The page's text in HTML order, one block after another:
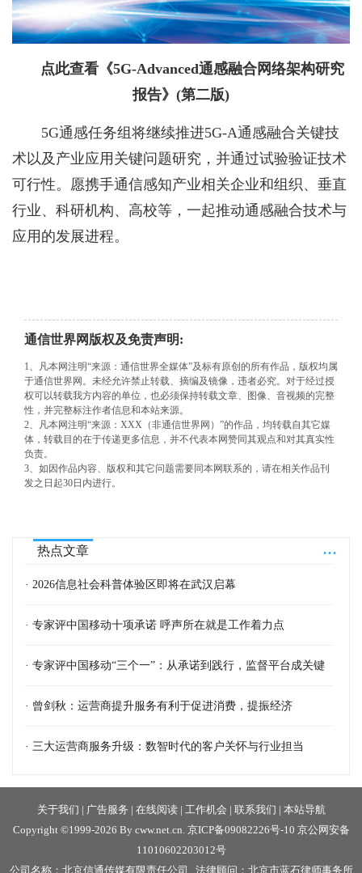
点此查看《5G-Advanced通感融合网络架构研究
报告》(第二版)
5G通感任务组将继续推进5G-A通感融合关键技
术以及产业应用关键问题研究，并通过试验验证技术
可行性。愿携手通信感知产业相关企业和组织、垂直
行业、科研机构、高校等，一起推动通感融合技术与
应用的发展进程。
通信世界网版权及免责声明:
1、凡本网注明“来源：通信世界全媒体”及标有原创的所有作品，版权均属
于通信世界网。未经允许禁止转载、摘编及镜像，违者必究。对于经过授
权可以转载我方内容的单位，也必须保持转载文章、图像、音视频的完整
性，并完整标注作者信息和本站来源。
2、凡本网注明“来源：XXX（非通信世界网）”的作品，均转载自其它媒
体，转载目的在于传递更多信息，并不代表本网赞同其观点和对其真实性
负责。
3、如因作品内容、版权和其它问题需要同本网联系的，请在相关作品刊
发之日起30日内进行。
...
热点文章
· 2026信息社会科普体验区即将在武汉启幕
· 专家评中国移动十项承诺 呼声所在就是工作着力点
· 专家评中国移动“三个一”：从承诺到践行，监督平台成关键
· 曾剑秋：运营商提升服务有利于促进消费，提振经济
· 三大运营商服务升级：数智时代的客户关怀与行业担当
关于我们 | 广告服务 | 在线阅读| 工作机会 | 联系我们 | 本站导航
Copyright ©1999-2026 By cww.net.cn. 京ICP备09082226号-10 京公网安备
11010602203012号
公司名称：北京信通传媒有限责任公司 法律顾问：北京市蓝石律师事务所